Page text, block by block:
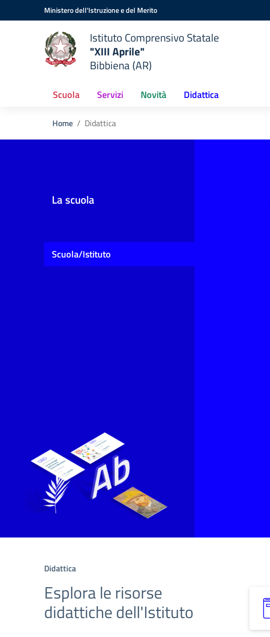
Vai ai contenuti
Vai al menu di navigazioneMinistero dell'Istruzione e del Merito
Istituto Comprensivo Statale
"XIII Aprile"
Bibbiena (AR)
Scuola Servizi Novità Didattica
Home Didattica
La scuola
Scuola/Istituto
Didattica
Esplora le risorse
didattiche dell'Istituto